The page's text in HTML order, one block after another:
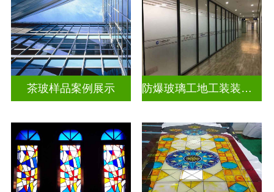
茶玻样品案例展示 防爆玻璃工地工装装饰玻璃